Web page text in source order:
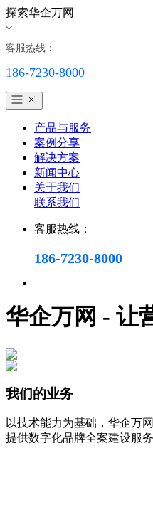
探索华企万网
客服热线：
186-7230-8000
产品与服务
案例分享
解决方案
新闻中心
关于我们
联系我们
客服热线：
186-7230-8000
华企万网 - 让
我们的业务
以技术能力为基础，华企万
提供数字化品牌全案建设服务